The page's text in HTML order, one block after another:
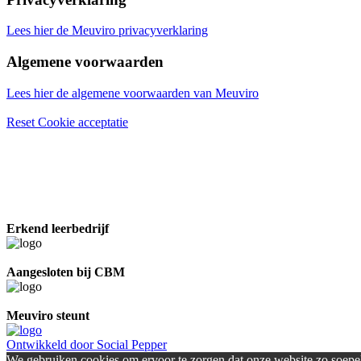
Lees hier de Meuviro privacyverklaring
Algemene voorwaarden
Lees hier de algemene voorwaarden van Meuviro
Reset Cookie acceptatie
Erkend leerbedrijf
Aangesloten bij CBM
Meuviro steunt
Ontwikkeld door Social Pepper